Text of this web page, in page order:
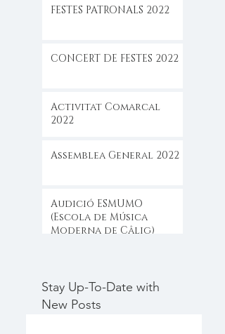
FESTES PATRONALS 2022
CONCERT DE FESTES 2022
Activitat Comarcal
2022
Assemblea General 2022
Audició ESMUMO
(Escola de Música
Moderna de Câlig)
Stay Up-To-Date with
New Posts